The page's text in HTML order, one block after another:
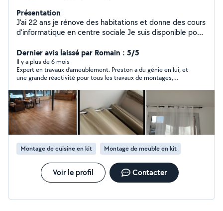
Présentation
J'ai 22 ans je rénove des habitations et donne des cours
d'informatique en centre sociale Je suis disponible pour
Dernier avis laissé par Romain : 5/5
Il y a plus de 6 mois
Expert en travaux d’ameublement. Preston a du génie en lui, et
une grande réactivité pour tous les travaux de montages,
toujours. Il a plus d’une corde à son arc, et est super bien
équipé en outillage car on sent qu’il est totalement passionné
par le bricolage! C’est quelqu’un pour qui j’ai une grande
confiance lorsqu’il s’agit d’intervenir pour des petits travaux en
intérieur. Je le recommande sincèrement, il a de grandes
qualités avec de très bonnes connaissances techniques. Il est
également d’une superbe aide lorsqu’il s’agit de de donner un
coup de main
Montage de cuisine en kit Montage de meuble en kit
Voir le profil Contacter